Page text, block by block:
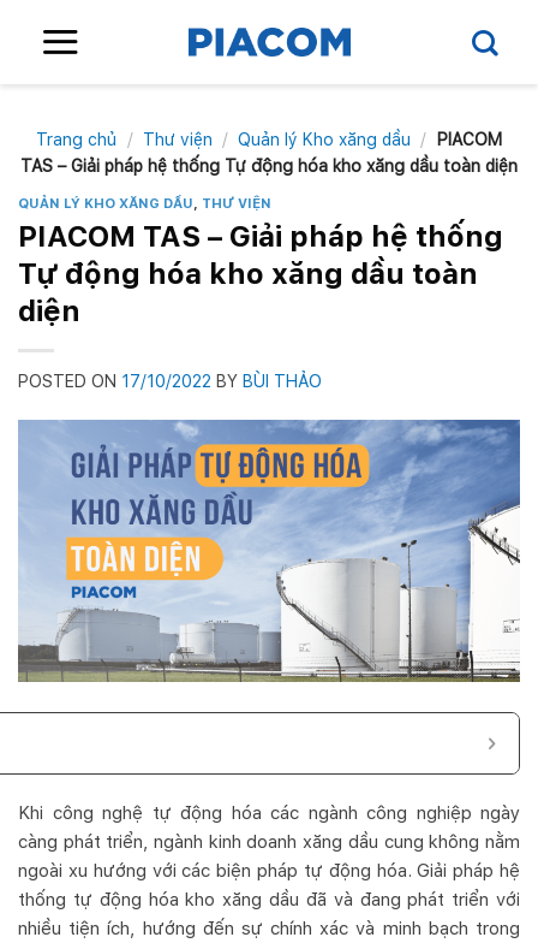
Trang chủ / Thư viện / Quản lý Kho xăng dầu /
PIACOM
TAS – Giải pháp hệ thống Tự động hóa kho xăng dầu toàn diện
QUẢN LÝ KHO XĂNG DẦU, THƯ VIỆN
PIACOM TAS – Giải pháp hệ thống
Tự động hóa kho xăng dầu toàn
diện
POSTED ON 17/10/2022 BY BÙI THẢO
Khi công nghệ tự động hóa các ngành công nghiệp ngày
càng phát triển, ngành kinh doanh xăng dầu cung không nằm
ngoài xu hướng với các biện pháp tự động hóa. Giải pháp hệ
thống tự động hóa kho xăng dầu đã và đang phát triển với
nhiều tiện ích, hướng đến sự chính xác và minh bạch trong